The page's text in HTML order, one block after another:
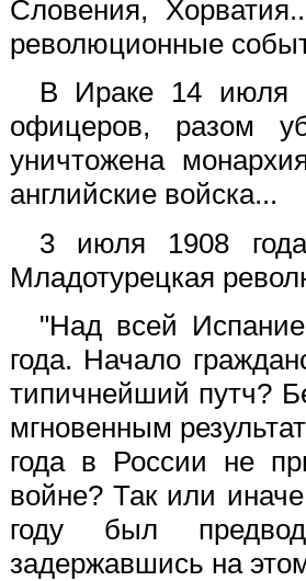
Словения,
революционные
В Ираке 14 июля
офицеров, разом
уничтожена
английские войска...
3 июля 1908
Младотурецкая
"Над всей
года. Начало
типичнейший путч?
мгновенным
года в России не
войне? Так или
году был
задержавшись на